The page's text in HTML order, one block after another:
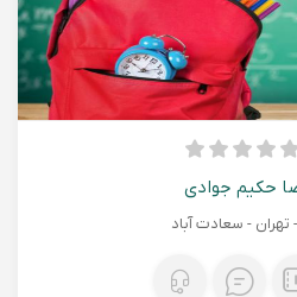
حکیم جوادی
تهران - سعادت آباد